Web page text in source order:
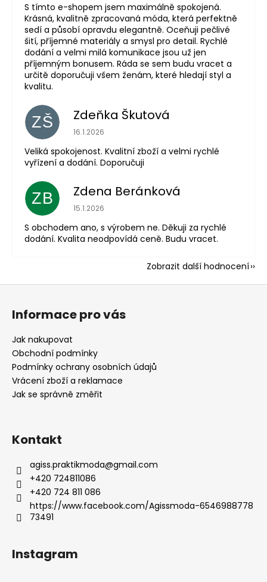
S tímto e-shopem jsem maximálně spokojená.
Krásná, kvalitně zpracovaná móda, která perfektně
sedí a působí opravdu elegantně. Oceňuji pečlivé
šití, příjemné materiály a smysl pro detail. Rychlé
dodání a velmi milá komunikace jsou už jen
příjemným bonusem. Ráda se sem budu vracet a
určitě doporučuji všem ženám, které hledají styl a
kvalitu.
ZŠ Zdeňka Škutová
Hodnocení obchodu je 5 z 5 hvězdiček.
16.1.2026
Veliká spokojenost. Kvalitní zboží a velmi rychlé
vyřízení a dodání. Doporučuji
ZB Zdena Beránková
Hodnocení obchodu je 1 z 5 hvězdiček.
15.1.2026
S obchodem ano, s výrobem ne. Děkuji za rychlé
dodání. Kvalita neodpovídá ceně. Budu vracet.
Zobrazit další hodnocení
Z
Informace pro vás
Jak nakupovat
Obchodní podmínky
Podmínky ochrany osobních údajů
Vrácení zboží a reklamace
Jak se správně změřit
Kontakt
agiss.praktikmoda@gmail.com
+420 724811086
+420 724 811 086
https://www.facebook.com/Agissmoda-6546988778
73491
Instagram